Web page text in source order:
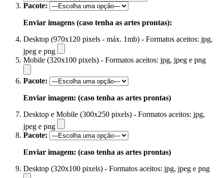
Pacote:
Enviar imagens (caso tenha as artes prontas):
Desktop (970x120 pixels - máx. 1mb) - Formatos aceitos: jpg,
jpeg e png
Mobile (320x100 pixels) - Formatos aceitos: jpg, jpeg e png
Pacote:
Enviar imagem: (caso tenha as artes prontas)
Desktop e Mobile (300x250 pixels) - Formatos aceitos: jpg,
jpeg e png
Pacote:
Enviar imagem: (caso tenha as artes prontas)
Desktop (320x100 pixels) - Formatos aceitos: jpg, jpeg e png